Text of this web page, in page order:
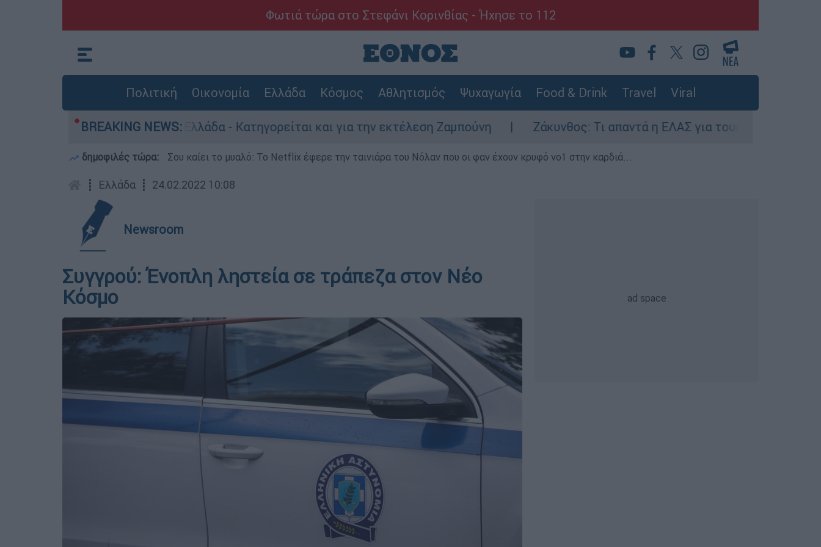
Φωτιά τώρα στο Στεφάνι Κορινθίας - Ήχησε το 112
Πολιτική Οικονομία Ελλάδα Κόσμος Αθλητισμός Ψυχαγωγία Food & Drink Travel Viral
BREAKING NEWS:
στην Ελλάδα - Κατηγορείται και για την εκτέλεση Ζαμπούνη Ζάκυνθος: Τι απαντά η ΕΛΑΣ για τους 8 βιασμούς
δημοφιλές τώρα: Σου καίει το μυαλό: Το Netflix έφερε την ταινιάρα του Νόλαν που οι φαν έχουν κρυφό νο1 στην καρδιά...
┋ Ελλάδα ┋ 24.02.2022 10:08
Newsroom
Συγγρού: Ένοπλη ληστεία σε τράπεζα στον Νέο
Κόσμο